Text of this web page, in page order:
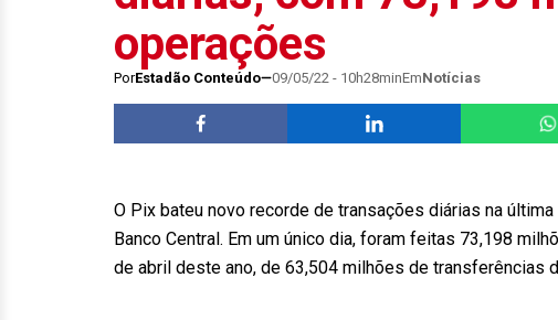
operações
PorEstadão Conteúdo 09/05/22 - 10h28minEmNotícias
O Pix bateu novo recorde de transações diárias na
Banco Central. Em um único dia, foram feitas 73,198
de abril deste ano, de 63,504 milhões de transferências